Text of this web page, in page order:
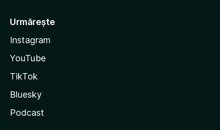
Urmărește
Instagram
YouTube
TikTok
Bluesky
Podcast